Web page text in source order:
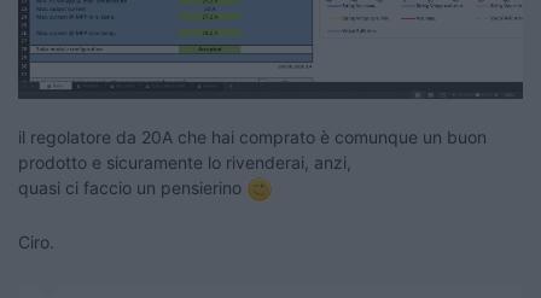
il regolatore da 20A che hai comprato è comunque un buon
prodotto e sicuramente lo rivenderai, anzi,
quasi ci faccio un pensierino
Ciro.